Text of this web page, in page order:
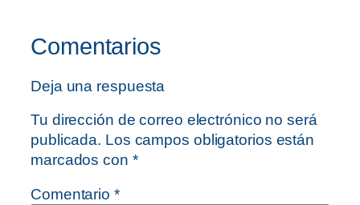
Comentarios
Deja una respuesta
Tu dirección de correo electrónico no será
publicada. Los campos obligatorios están
marcados con *
Comentario *